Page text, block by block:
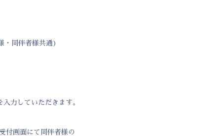
・同伴者様共通)
力していただきます。
付画面にて同伴者様の